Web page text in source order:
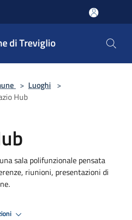
di Treviglio
> Luoghi >
Hub
sala polifunzionale pensata
riunioni, presentazioni di